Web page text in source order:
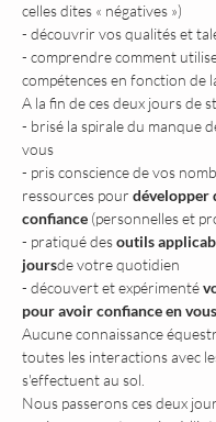
celles dites « négatives »)
- découvrir vos qualités et
- comprendre comment
compétences en fonction de
A la fin de ces deux jours de
- brisé la spirale du manque
vous
- pris conscience de vos
ressources pour développer
confiance (personnelles et
- pratiqué des outils
joursde votre quotidien
- découvert et expérimenté
pour avoir confiance en vous
Aucune connaissance
toutes les interactions avec
s'effectuent au sol.
Nous passerons ces deux